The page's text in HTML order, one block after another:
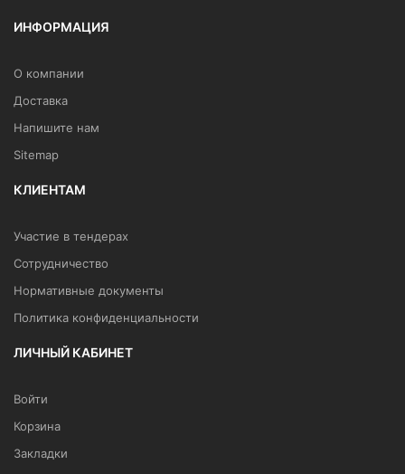
ИНФОРМАЦИЯ
О компании
Доставка
Напишите нам
Sitemap
КЛИЕНТАМ
Участие в тендерах
Сотрудничество
Нормативные документы
Политика конфиденциальности
ЛИЧНЫЙ КАБИНЕТ
Войти
Корзина
Закладки